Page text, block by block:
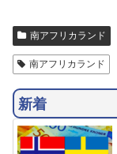
南アフリカランド
南アフリカランド
新着